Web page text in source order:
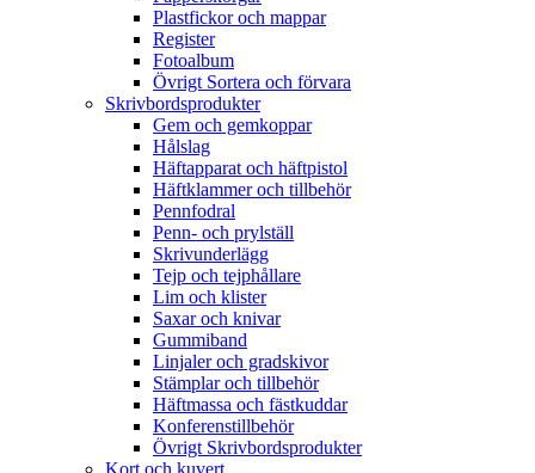
Plastfickor och mappar
Register
Fotoalbum
Övrigt Sortera och förvara
Skrivbordsprodukter
Gem och gemkoppar
Hålslag
Häftapparat och häftpistol
Häftklammer och tillbehör
Pennfodral
Penn- och prylställ
Skrivunderlägg
Tejp och tejphållare
Lim och klister
Saxar och knivar
Gummiband
Linjaler och gradskivor
Stämplar och tillbehör
Häftmassa och fästkuddar
Konferenstillbehör
Övrigt Skrivbordsprodukter
Kort och kuvert